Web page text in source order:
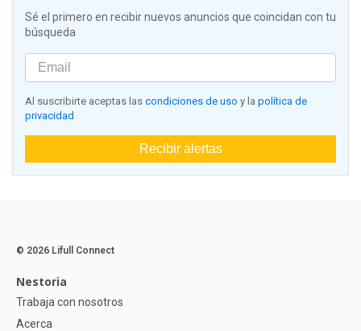
Sé el primero en recibir nuevos anuncios que coincidan con tu
búsqueda
Al suscribirte aceptas las condiciones de uso y la política de
privacidad
Recibir alertas
© 2026 Lifull Connect
Nestoria
Trabaja con nosotros
Acerca